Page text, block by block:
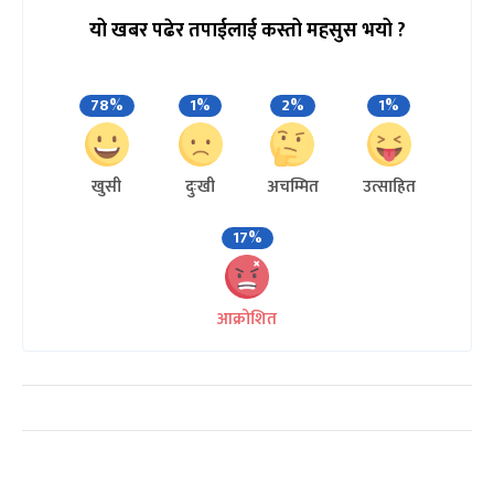
यो खबर पढेर तपाईलाई कस्तो महसुस भयो ?
78%
खुसी
1%
दुःखी
2%
अचम्मित
1%
उत्साहित
17%
आक्रोशित